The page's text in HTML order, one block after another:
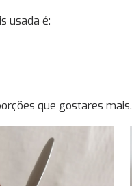
usada é:
que gostares mais.